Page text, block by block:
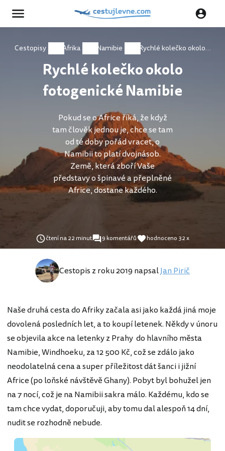
Cestopisy Afrika Namibie Rychlé kolečko okolo fotogenické Namibie
Rychlé kolečko okolo
fotogenické Namibie
Pokud se o Africe říká, že když
tam člověk jednou je, chce se tam
od té doby pořád vracet, o
Namibii to platí dvojnásob.
Země, která zboří Vaše
představy o špinavé a přeplněné
Africe, dostane každého.
čtení na 22 minut 9 komentářů hodnoceno 32 x
Cestopis z roku 2019 napsalJan Pirič
Naše druhá cesta do Afriky začala asi jako každá jiná moje
dovolená posledních let, a to koupí letenek. Někdy v únoru
se objevila akce na letenky z Prahy do hlavního města
Namibie, Windhoeku, za 12 500 Kč, což se zdálo jako
neodolatelná cena a super příležitost dát šanci i jižní
Africe (po loňské návštěvě Ghany). Pobyt byl bohužel jen
na 7 nocí, což je na Namibii sakra málo. Každému, kdo se
tam chce vydat, doporučuji, aby tomu dal alespoň 14 dní,
nudit se rozhodně nebude.